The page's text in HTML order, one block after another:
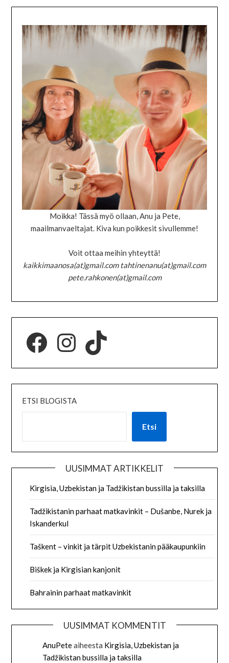
Moikka! Tässä myö ollaan, Anu ja Pete,
maailmanvaeltajat. Kiva kun poikkesit sivullemme!
Voit ottaa meihin yhteyttä!
kaikkimaanosa(at)gmail.com tahtinenanu(at)gmail.com
pete.rahkonen(at)gmail.com
ETSI BLOGISTA
Etsi
UUSIMMAT ARTIKKELIT
Kirgisia, Uzbekistan ja Tadžikistan bussilla ja taksilla
Tadžikistanin parhaat matkavinkit – Dušanbe, Nurek ja
Iskanderkul
Taškent – vinkit ja tärpit Uzbekistanin pääkaupunkiin
Biškek ja Kirgisian kanjonit
Bahrainin parhaat matkavinkit
UUSIMMAT KOMMENTIT
AnuPeteaiheesta Kirgisia, Uzbekistan ja
Tadžikistan bussilla ja taksilla